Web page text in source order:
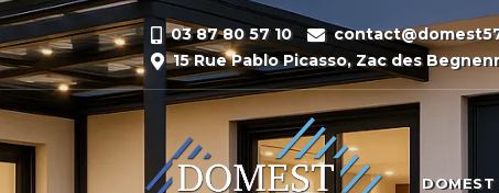
03 87 80 57 10
15 Rue Pablo Picasso, Zac des
DOMEST